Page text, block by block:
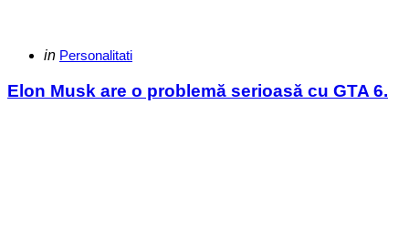
Categories
Posted
in Personalitati
Elon Musk are o problemă serioasă cu GTA 6.